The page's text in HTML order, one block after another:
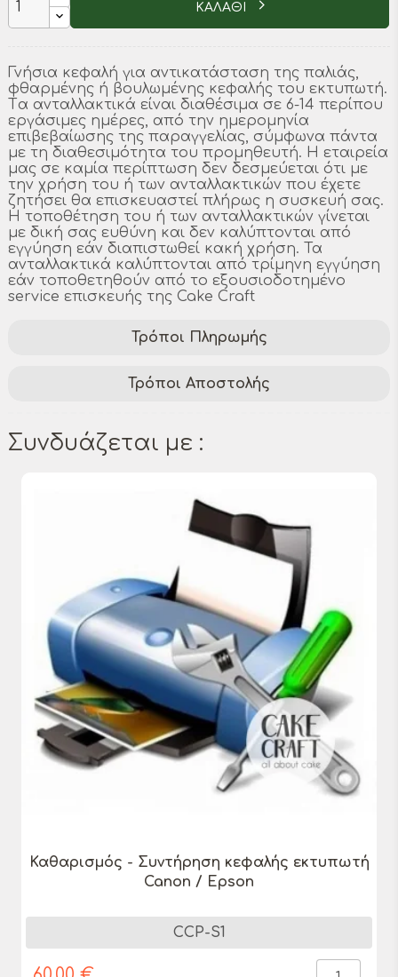
ΚΑΛΑΘΙ
Γνήσια κεφαλή για αντικατάσταση της παλιάς,
φθαρμένης ή βουλωμένης κεφαλής του εκτυπωτή.
Tα ανταλλακτικά είναι διαθέσιμα σε 6-14 περίπου
εργάσιμες ημέρες, από την ημερομηνία
επιβεβαίωσης της παραγγελίας, σύμφωνα πάντα
με τη διαθεσιμότητα του προμηθευτή. Η εταιρεία
μας σε καμία περίπτωση δεν δεσμεύεται ότι με
την χρήση του ή των ανταλλακτικών που έχετε
ζητήσει θα επισκευαστεί πλήρως η συσκευή σας.
Η τοποθέτηση του ή των ανταλλακτικών γίνεται
με δική σας ευθύνη και δεν καλύπτονται από
εγγύηση εάν διαπιστωθεί κακή χρήση. Τα
ανταλλακτικά καλύπτονται από τρίμηνη εγγύηση
εάν τοποθετηθούν από το εξουσιοδοτημένο
service επισκευής της Cake Craft
Τρόποι Πληρωμής
Τρόποι Αποστολής
Συνδυάζεται με :
Καθαρισμός - Συντήρηση κεφαλής εκτυπωτή
Canon / Epson
CCP-S1